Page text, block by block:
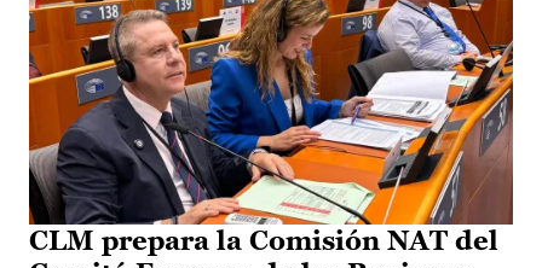
CLM prepara la Comisión NAT del